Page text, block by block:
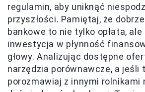
regulamin, aby uniknąć
przyszłości. Pamiętaj, że
bankowe to nie tylko opłata, ale
inwestycja w płynność
głowy. Analizując dostępne
narzędzia porównawcze, a jeśli
porozmawiaj z innymi rolnikami